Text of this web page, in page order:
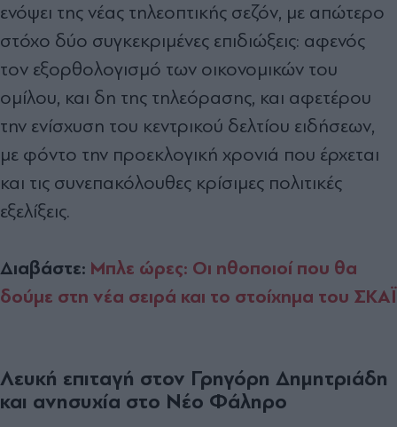
ενόψει της νέας τηλεοπτικής σεζόν, µε απώτερο
στόχο δύο συγκεκριµένες επιδιώξεις: αφενός
τον εξορθολογισµό των οικονοµικών του
οµίλου, και δη της τηλεόρασης, και αφετέρου
την ενίσχυση του κεντρικού δελτίου ειδήσεων,
µε φόντο την προεκλογική χρονιά που έρχεται
και τις συνεπακόλουθες κρίσιµες πολιτικές
εξελίξεις.
Διαβάστε: Μπλε ώρες: Οι ηθοποιοί που θα
δούμε στη νέα σειρά και το στοίχημα του ΣΚΑΪ
Λευκή επιταγή στον Γρηγόρη Δημητριάδη
και ανησυχία στο Νέο Φάληρο